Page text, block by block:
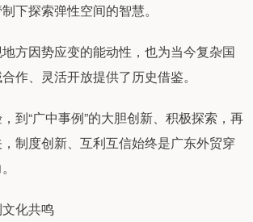
下探索弹性空间的智慧。
方因势应变的能动性，也为当今复杂国
作、灵活开放提供了历史借鉴。
到“广中事例”的大胆创新、积极探索，再
制度创新、互利互信始终是广东外贸穿
化共鸣